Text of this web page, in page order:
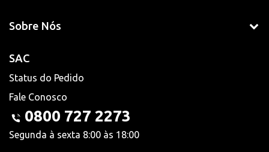
Sobre Nós
SAC
Status do Pedido
Fale Conosco
0800 727 2273
Segunda à sexta 8:00 às 18:00